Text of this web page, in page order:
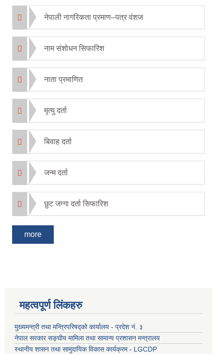
नेपाली नागरिकता प्रमाण–पत्र वंशज
नाम संशोधन सिफारिश
नाता प्रमाणित
मृत्यु दर्ता
बिवाह दर्ता
जन्म दर्ता
छुट जग्गा दर्ता सिफारिश
more
महत्वपूर्ण लिंकहरु
मुख्यमन्त्री तथा मन्त्रिपरिषद्को कार्यालय - प्रदेश नं. ३
नेपाल सरकार सङ्घीय मामिला तथा सामान्य प्रशासन मन्त्रालय
स्थानीय शासन तथा सामुदायिक विकास कार्यक्रम - LGCDP